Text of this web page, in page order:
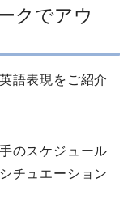
クでアウ
語表現をご紹介
のスケジュール
チュエーション